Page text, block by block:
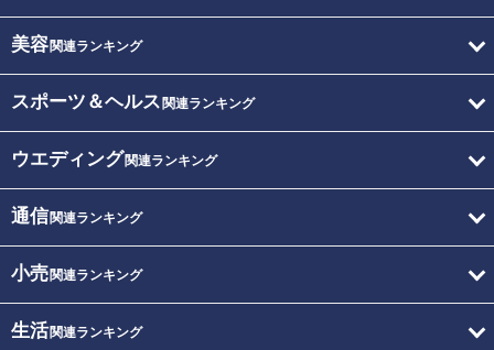
美容関連ランキング
スポーツ＆ヘルス 関連ランキング
ウエディング関連ランキング
通信関連ランキング
小売関連ランキング
生活関連ランキング